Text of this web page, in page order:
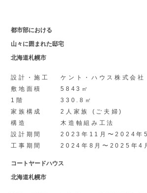
都市部における
山々に囲まれた邸宅
北海道札幌市
設計・施工
ケント・ハウス株式会社
敷地面積
5843㎡
1階
330.8㎡
家族構成
2人家族 (ご夫婦)
構造
木造軸組み工法
設計期間
2023年11月〜2024年5
工事期間
2024年8月〜2025年4
コートヤードハウス
北海道札幌市